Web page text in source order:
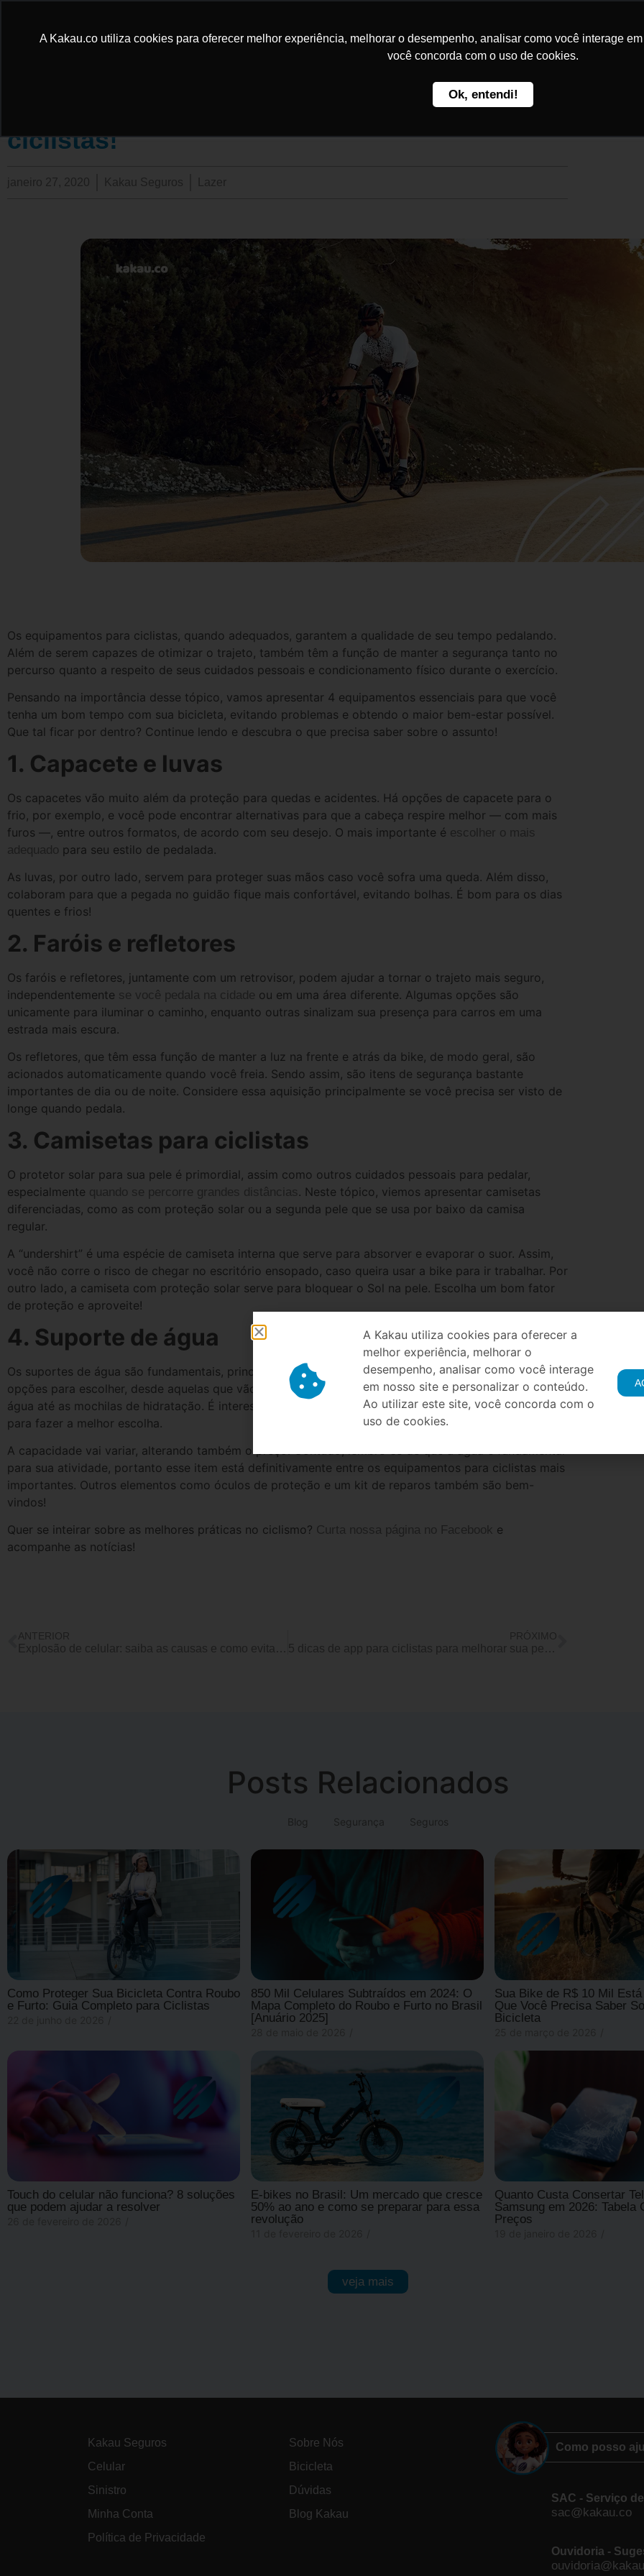
A Kakau.co utiliza cookies para oferecer melhor experiência, melhorar o desempenho, analisar como você interage
você concorda com o uso de cookies.
Ok, entendi!
4 equipamentos essenciais para todos os
ciclistas!
janeiro 27, 2020 Kakau Seguros Lazer
Os equipamentos para ciclistas, quando adequados, garantem a qualidade de seu tempo pedalando.
Além de serem capazes de otimizar o trajeto, também têm a função de manter a segurança tanto no
percurso quanto a respeito de seus cuidados pessoais e condicionamento físico durante o exercício.
Pensando na importância desse tópico, vamos apresentar 4 equipamentos essenciais para que você
tenha um bom tempo com sua bicicleta, evitando problemas e obtendo o maior bem-estar possível.
Que tal ficar por dentro? Continue lendo e descubra o que precisa saber sobre o assunto!
1. Capacete e luvas
Os capacetes vão muito além da proteção para quedas e acidentes. Há opções de capacete para o
frio, por exemplo, e você pode encontrar alternativas para que a cabeça respire melhor — com mais
furos —, entre outros formatos, de acordo com seu desejo. O mais importante é escolher o mais
adequado para seu estilo de pedalada.
As luvas, por outro lado, servem para proteger suas mãos caso você sofra uma queda. Além disso,
colaboram para que a pegada no guidão fique mais confortável, evitando bolhas. É bom para os dias
quentes e frios!
2. Faróis e refletores
Os faróis e refletores, juntamente com um retrovisor, podem ajudar a tornar o trajeto mais seguro,
independentemente se você pedala na cidade ou em uma área diferente. Algumas opções são
unicamente para iluminar o caminho, enquanto outras sinalizam sua presença para carros em uma
estrada mais escura.
Os refletores, que têm essa função de manter a luz na frente e atrás da bike, de modo geral, são
acionados automaticamente quando você freia. Sendo assim, são itens de segurança bastante
importantes de dia ou de noite. Considere essa aquisição principalmente se você precisa ser visto de
longe quando pedala.
3. Camisetas para ciclistas
O protetor solar para sua pele é primordial, assim como outros cuidados pessoais para pedalar,
especialmente quando se percorre grandes distâncias . Neste tópico, viemos apresentar camisetas
diferenciadas, como as com proteção solar ou a segunda pele que se usa por baixo da camisa
regular.
A “undershirt” é uma espécie de camiseta interna que serve para absorver e evaporar o suor. Assim,
você não corre o risco de chegar no escritório ensopado, caso queira usar a bike para ir trabalhar. Por
outro lado, a camiseta com proteção solar serve para bloquear o Sol na pele. Escolha um bom fator
de proteção e aproveite!
4. Suporte de água
Os suportes de água são fundamentais, principalmente, em temperaturas mais altas. Há diversas
opções para escolher, desde aquelas que vão diretamente na bicicleta e você encaixa a garrafinha de
água até as mochilas de hidratação. É interessante pensar em sua necessidade em cada momento
para fazer a melhor escolha.
A capacidade vai variar, alterando também o preço. Contudo, lembre-se de que a água é fundamental
para sua atividade, portanto esse item está definitivamente entre os equipamentos para ciclistas mais
importantes. Outros elementos como óculos de proteção e um kit de reparos também são bem-
vindos!
Quer se inteirar sobre as melhores práticas no ciclismo? Curta nossa página no Facebook e
acompanhe as notícias!
ANTERIOR PRÓXIMO
Posts Relacionados
Blog Segurança Seguros
Como Proteger Sua Bicicleta Contra Roubo
e Furto: Guia Completo para Ciclistas
850 Mil Celulares Subtraídos em 2024: O
Mapa Completo do Roubo e Furto no Brasil
[Anuário 2025]
Sua Bike de R$ 10 Mil
Que Você Precisa Saber
Bicicleta
Touch do celular não funciona? 8 soluções
que podem ajudar a resolver
E-bikes no Brasil: Um mercado que cresce
50% ao ano e como se preparar para essa
revolução
Quanto Custa Consertar
Samsung em 2026: Tabela
Preços
veja mais
Kakau Seguros
Celular
Sinistro
Minha Conta
Política de Privacidade
Sobre Nós
Bicicleta
Dúvidas
Blog Kakau
Como posso
SAC - Serviço
sac@kakau.co
Ouvidoria -
A Kakau utiliza cookies para oferecer a
melhor experiência, melhorar o
desempenho, analisar como você interage
em nosso site e personalizar o conteúdo.
Ao utilizar este site, você concorda com o
uso de cookies.